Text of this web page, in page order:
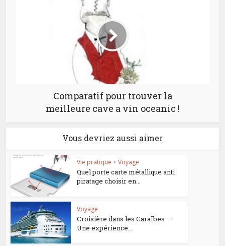
Comparatif pour trouver la
meilleure cave a vin oceanic !
Vous devriez aussi aimer
Vie pratique • Voyage
Quel porte carte métallique anti
piratage choisir en...
Voyage
Croisière dans les Caraïbes –
Une expérience...